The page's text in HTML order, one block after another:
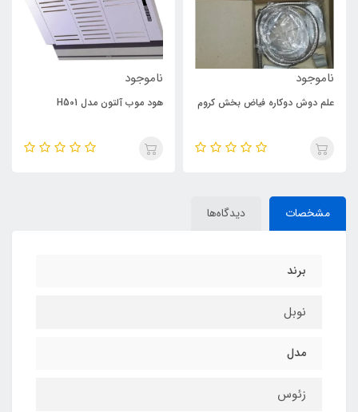
ناموجود
علم دوش دوکاره فیاض بخش کروم
ناموجود
هود موب آلتون مدل H501
مشخصات دیدگاه‌ها
برند
نوبل
مدل
زئوس